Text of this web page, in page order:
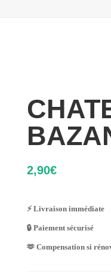
2,90€
⚡ Livraison immédiate
🔒 Paiement sécurisé
🫶 Compensation si